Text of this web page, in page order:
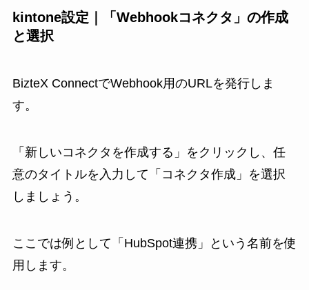
kintone設定｜「Webhookコネクタ」の作成
と選択
BizteX ConnectでWebhook用のURLを発行しま
す。
「新しいコネクタを作成する」をクリックし、任
意のタイトルを入力して「コネクタ作成」を選択
しましょう。
ここでは例として「HubSpot連携」という名前を使
用します。